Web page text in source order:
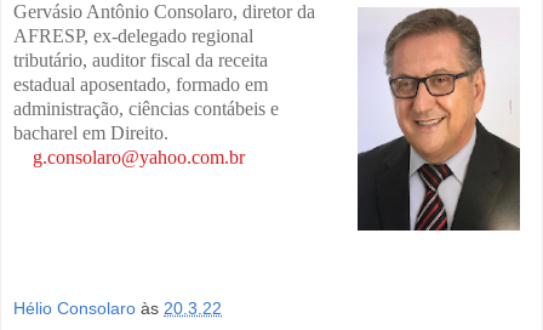
Gervásio Antônio Consolaro, diretor da
AFRESP, ex-delegado regional
tributário, auditor fiscal da receita
estadual aposentado, formado em
administração, ciências contábeis e
bacharel em Direito.
g.consolaro@yahoo.com.br
Hélio Consolaro às 20.3.22